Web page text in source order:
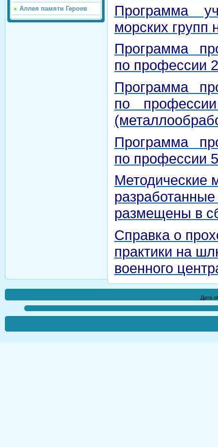
Аллея памяти Героев
Программа
морских групп
Программа
по профессии
Программа
по
Программа
по профессии
Методические
размещены в
Справка о
практики на
военного
Дата